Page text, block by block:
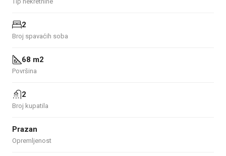
2
Broj spavaćih soba
68 m2
Površina
2
Broj kupatila
Prazan
Opremljenost